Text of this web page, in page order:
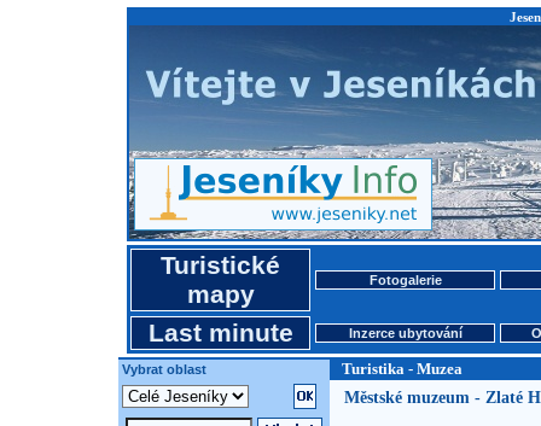
Turistické
mapy
Fotogalerie
Last minute Inzerce ubytování
Vybrat oblast Turistika - Muzea
Městské muzeum - Zlaté